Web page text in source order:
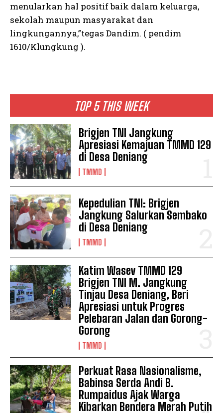
TOP 5 THIS WEEK
Brigjen TNI Jangkung
Apresiasi Kemajuan TMMD 129
di Desa Deniang
TMMD
Kepedulian TNI: Brigjen
Jangkung Salurkan Sembako
di Desa Deniang
TMMD
Katim Wasev TMMD 129
Brigjen TNI M. Jangkung
Tinjau Desa Deniang, Beri
Apresiasi untuk Progres
Pelebaran Jalan dan Gorong-
Gorong
TMMD
Perkuat Rasa Nasionalisme,
Babinsa Serda Andi B.
Rumpaidus Ajak Warga
Kibarkan Bendera Merah Putih
menularkan hal positif baik dalam keluarga,
sekolah maupun masyarakat dan
lingkungannya,”tegas Dandim. ( pendim
1610/Klungkung ).